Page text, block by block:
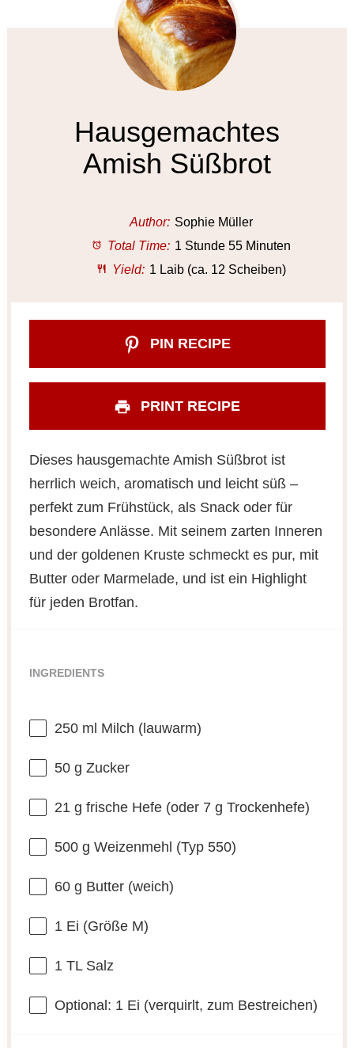
Hausgemachtes
Amish Süßbrot
Author: Sophie Müller
Total Time: 1 Stunde 55 Minuten
Yield: 1 Laib (ca. 12 Scheiben)
PIN RECIPE
PRINT RECIPE
Dieses hausgemachte Amish Süßbrot ist
herrlich weich, aromatisch und leicht süß –
perfekt zum Frühstück, als Snack oder für
besondere Anlässe. Mit seinem zarten Inneren
und der goldenen Kruste schmeckt es pur, mit
Butter oder Marmelade, und ist ein Highlight
für jeden Brotfan.
INGREDIENTS
250ml Milch (lauwarm)
50 g Zucker
21 g frische Hefe (oder 7 g Trockenhefe)
500 g Weizenmehl (Typ 550)
60 g Butter (weich)
1Ei (Größe M)
1TL Salz
Optional: 1 Ei (verquirlt, zum Bestreichen)